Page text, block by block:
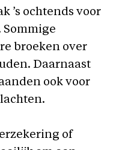
’s ochtends voor
broeken over
Daarnaast
ook voor
of